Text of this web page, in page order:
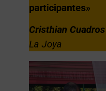
participantes»
Cristhian
La Joya